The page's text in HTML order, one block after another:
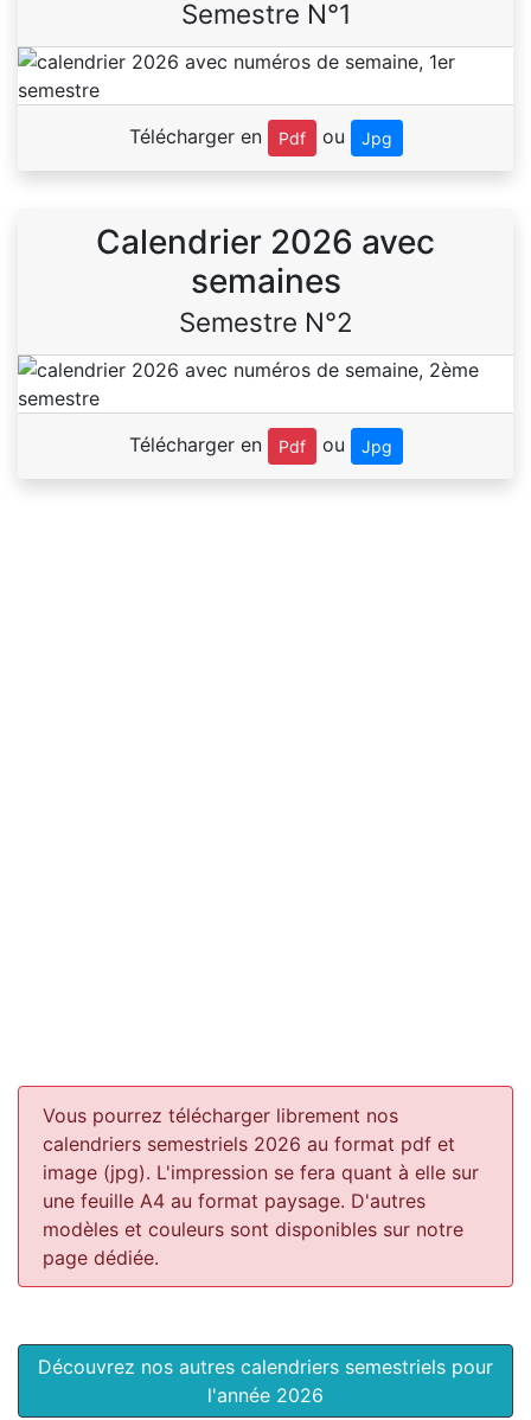
Semestre N°1
Télécharger en Pdf ou Jpg
Calendrier 2026 avec
semaines
Semestre N°2
Télécharger en Pdf ou Jpg
Vous pourrez télécharger librement nos
calendriers semestriels 2026 au format pdf et
image (jpg). L'impression se fera quant à elle sur
une feuille A4 au format paysage. D'autres
modèles et couleurs sont disponibles sur notre
page dédiée.
Découvrez nos autres calendriers semestriels pour
l'année 2026